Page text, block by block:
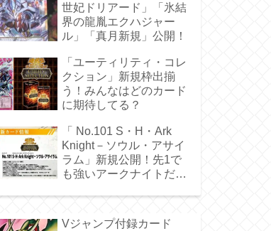
世妃ドリアード」「氷結
界の龍胤エクハジャー
ル」「真月新規」公開！
「ユーティリティ・コレ
クション」新規枠出揃
う！みんなはどのカード
に期待してる？
「 No.101 S・H・Ark
Knight－ソウル・アサイ
ラム」新規公開！先1で
も強いアークナイトだ
Vジャンプ付録カード